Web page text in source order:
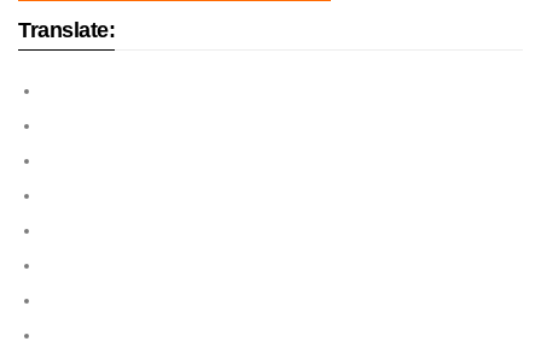
Translate: